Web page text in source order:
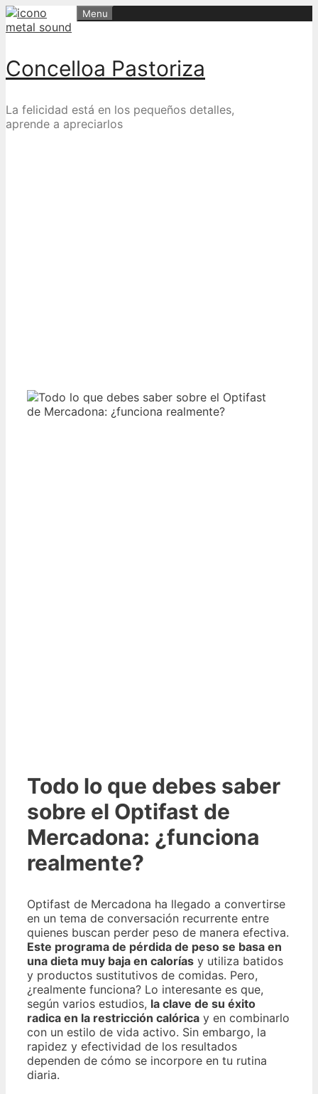
Skip
to
Concelloa Pastoriza
La felicidad está en los pequeños detalles,
aprende a apreciarlos
Menu
Todo lo que debes saber
sobre el Optifast de
Mercadona: ¿funciona
realmente?
Optifast de Mercadona ha llegado a convertirse
en un tema de conversación recurrente entre
quienes buscan perder peso de manera efectiva.
Este programa de pérdida de peso se basa en
una dieta muy baja en calorías y utiliza batidos
y productos sustitutivos de comidas. Pero,
¿realmente funciona? Lo interesante es que,
según varios estudios, la clave de su éxito
radica en la restricción calórica y en combinarlo
con un estilo de vida activo. Sin embargo, la
rapidez y efectividad de los resultados
dependen de cómo se incorpore en tu rutina
diaria.